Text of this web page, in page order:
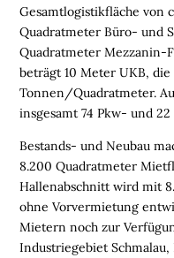
I
L
O
G
I
S
T
Gesamtlogistikfläche von
Quadratmeter Büro- und
Quadratmeter Mezzanin-
beträgt 10 Meter UKB,
Tonnen/Quadratmeter.
insgesamt 74 Pkw- und
Bestands- und Neubau
8.200 Quadratmeter
Hallenabschnitt wird mit
ohne Vorvermietung
Mietern noch zur
Industriegebiet